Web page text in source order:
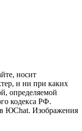
носит
и ни при каких
определяемой
кодекса РФ.
в ЮChat. Изображения